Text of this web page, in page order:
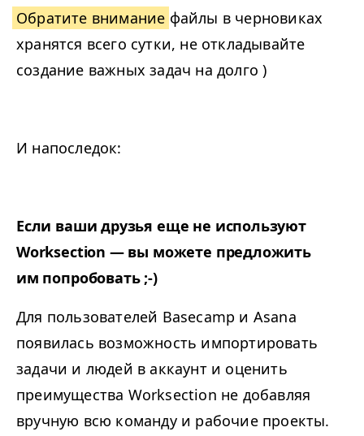
Обратите внимание файлы в черновиках
хранятся всего сутки, не откладывайте
создание важных задач на долго )
И напоследок:
Если ваши друзья еще не используют
Worksection — вы можете предложить
им попробовать ;-)
Для пользователей Basecamp и Asana
появилась возможность импортировать
задачи и людей в аккаунт и оценить
преимущества Worksection не добавляя
вручную всю команду и рабочие проекты.